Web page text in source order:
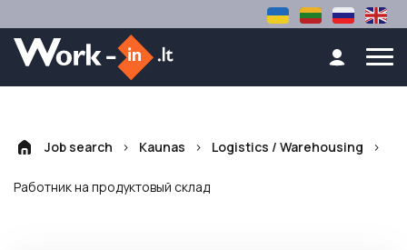
Job search > Kaunas > Logistics / Warehousing >
Работник на продуктовый склад